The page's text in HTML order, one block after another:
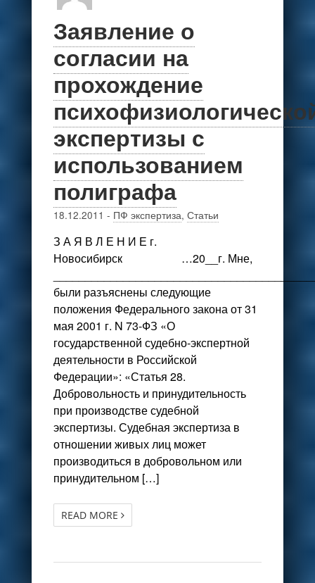
Заявление о
согласии на
прохождение
экспертизы с
использованием
полиграфа
18.12.2011 - ПФ экспертиза, Статьи
З А Я В Л Е Н И Е г.
Новосибирск …20__г. Мне,
были разъяснены следующие
положения Федерального закона от 31
мая 2001 г. N 73-ФЗ «О
государственной судебно-экспертной
деятельности в Российской
Федерации»: «Статья 28.
Добровольность и принудительность
при производстве судебной
экспертизы. Судебная экспертиза в
отношении живых лиц может
производиться в добровольном или
принудительном […]
READ MORE